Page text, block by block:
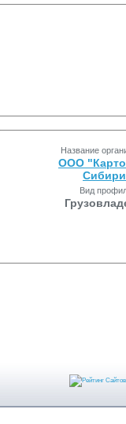
Название
ООО
Вид